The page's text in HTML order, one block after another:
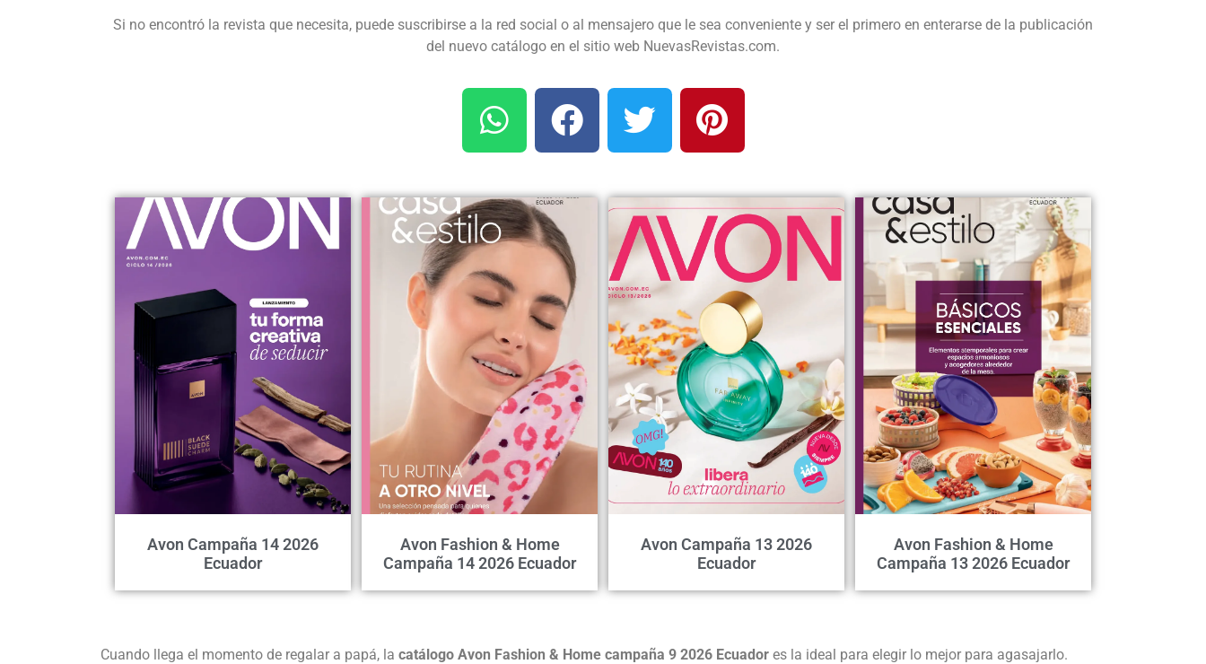
Si no encontró la revista que necesita, puede suscribirse a la red social o al mensajero que le sea conveniente y ser el primero en enterarse de la publicación
del nuevo catálogo en el sitio web NuevasRevistas.com.
Avon Campaña 14 2026
Ecuador
Avon Fashion & Home
Campaña 14 2026 Ecuador
Avon Campaña 13 2026
Ecuador
Avon Fashion & Home
Campaña 13 2026 Ecuador
Cuando llega el momento de regalar a papá, la catálogo Avon Fashion & Home campaña 9 2026 Ecuador es la ideal para elegir lo mejor para agasajarlo.